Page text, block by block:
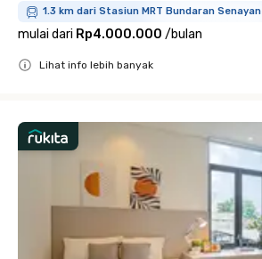
1.3 km dari Stasiun MRT Bundaran Senayan
mulai dari Rp4.000.000 /bulan
Lihat info lebih banyak